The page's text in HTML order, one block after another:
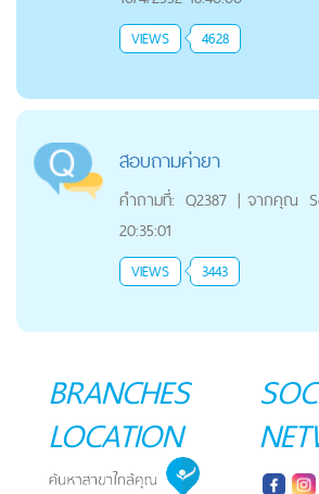
VIEWS 4628
สอบถามค่ายา
คำถามที่: Q2387 | จากคุณ
20:35:01
VIEWS 3443
BRANCHES
LOCATION